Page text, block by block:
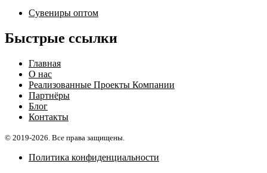
Сувениры оптом
Быстрые ссылки
Главная
О нас
Реализованные Проекты Компании
Партнёры
Блог
Контакты
© 2019-2026. Все права защищены.
Политика конфиденциальности